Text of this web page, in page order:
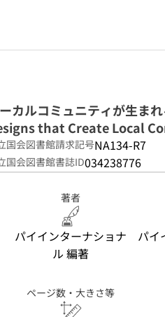
ページへのリンク
カルコミュニティが生ま
that Create Local
国会図書館請求記号NA134-R7
国会図書館書誌ID034238776
著者
パイインターナショナ
ル 編著
パイ
ページ数・大きさ等